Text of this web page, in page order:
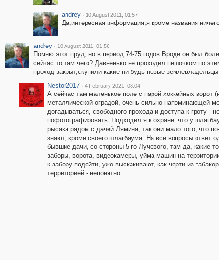
andrey · 10 August 2011, 01:57
Да,интересная информация,я кроме названия
andrey · 10 August 2011, 01:56
Помню этот пруд, но в период 74-75 годов.Вроде он был
сейчас то там чего? Давненько не проходил пешочком по
проход закрыт,скупили какие ни будь новые
Nestor2017 · 4 February 2021, 08:04
А сейчас там маленькое поле с парой хоккейных ворот
металлической оградой, очень сильно напоминающей
догадываться, свободного прохода и доступа к гроту -
пофотографировать. Подходил я к охране, что у
рысака рядом с дачей Лямина, так они мало того, что
знают, кроме своего шлагбаума. На все вопросы ответ
бывшие дачи, со стороны 5-го Лучевого, там да, какие-
заборы, ворота, видеокамеры, уйма машин на
к забору подойти, уже выскакивают, как черти из
территорией - непонятно.